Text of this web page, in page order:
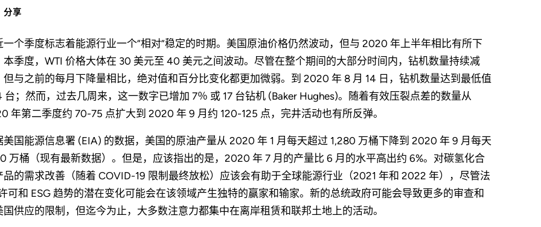
分享
一个季度标志着能源行业一个“相对”稳定的时期。美国原油价格仍然波动，但与 2020 年上半年相比有所下
本季度，WTI 价格大体在 30 美元至 40 美元之间波动。尽管在整个期间的大部分时间内，钻机数量持续减
但与之前的每月下降量相比，绝对值和百分比变化都更加微弱。到 2020 年 8 月 14 日，钻机数量达到最低值
台；然而，过去几周来，这一数字已增加 7％ 或 17 台钻机 (Baker Hughes)。随着有效压裂点差的数量从
年第二季度约 70-75 点扩大到 2020 年 9 月约 120-125 点，完井活动也有所反弹。
美国能源信息署 (EIA) 的数据，美国的原油产量从 2020 年 1 月每天超过 1,280 万桶下降到 2020 年 9 月每天
万桶（现有最新数据）。但是，应该指出的是，2020 年 7 月的产量比 6 月的水平高出约 6%。对碳氢化合
品的需求改善（随着 COVID-19 限制最终放松）应该会有助于全球能源行业（2021 年和 2022 年），尽管法
可和 ESG 趋势的潜在变化可能会在该领域产生独特的赢家和输家。新的总统政府可能会导致更多的审查和
国供应的限制，但迄今为止，大多数注意力都集中在离岸租赁和联邦土地上的活动。